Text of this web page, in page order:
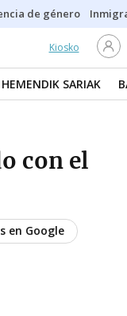
de género
Kiosko
HEMENDIK SARIAK
con el
en Google